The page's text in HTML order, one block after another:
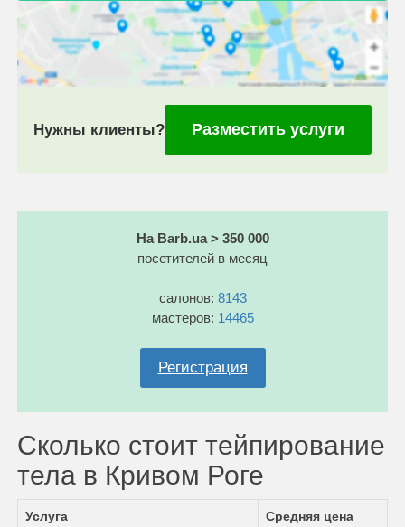
Нужны клиенты? Разместить услуги
На Barb.ua > 350 000
посетителей в месяц
салонов: 8143
мастеров: 14465
Регистрация
Сколько стоит тейпирование
тела в Кривом Роге
Услуга Средняя цена